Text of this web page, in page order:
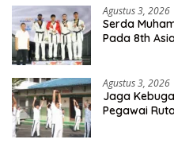
Agustus 3, 2026
Serda
Pada 8th
Agustus 3, 2026
Jaga
Pegawai